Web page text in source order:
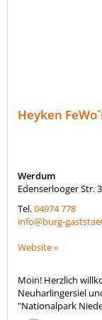
Heyken
Werdum
Edenserlooger Str.
Tel.04974 778
info@burg-
Website »
Moin! Herzlich
Neuharlingersiel
"Nationalpark